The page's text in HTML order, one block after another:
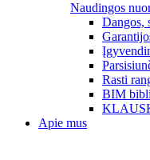
Naudingos
Dangos,
Rasti
BIM
Apie mus